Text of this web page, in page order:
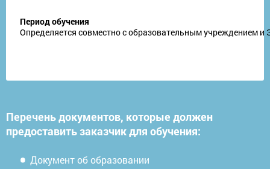
Период обучения
Определяется совместно с образовательным учреждением и
Перечень документов, которые должен
предоставить заказчик для обучения:
Документ об образовании